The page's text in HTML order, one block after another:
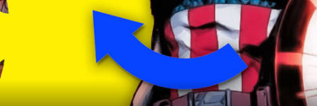
¿Todavía no tienes cuenta?
Regístrate gratis
carácter inicial), pero no mayúsculas, espacios, tildes
o caracteres especiales.
He leído y acepto lapolitica de privacidad y
de participación
Registrarse en 3DJuegos